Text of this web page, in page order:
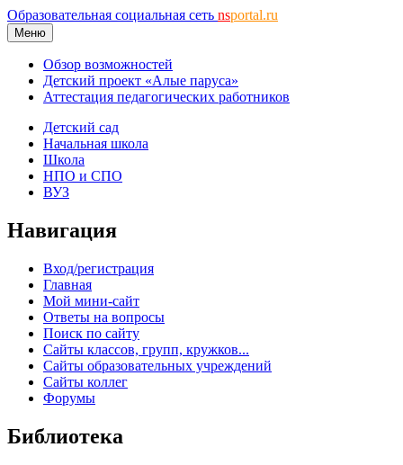
Образовательная социальная сеть nsportal.ru
Меню
Обзор возможностей
Детский проект «Алые паруса»
Аттестация педагогических работников
Детский сад
Начальная школа
Школа
НПО и СПО
ВУЗ
Навигация
Вход/регистрация
Главная
Мой мини-сайт
Ответы на вопросы
Поиск по сайту
Сайты классов, групп, кружков...
Сайты образовательных учреждений
Сайты коллег
Форумы
Библиотека